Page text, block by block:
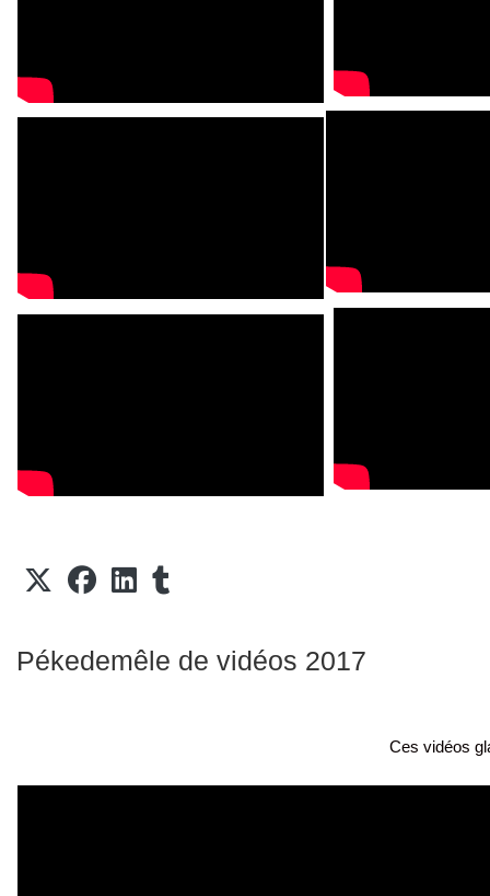
Pékedemêle de vidéos 2017
Ces vidéos